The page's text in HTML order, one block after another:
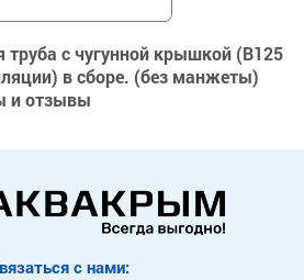
труба с чугунной крышкой (B125
в сборе. (без манжеты)
и отзывы
с нами: